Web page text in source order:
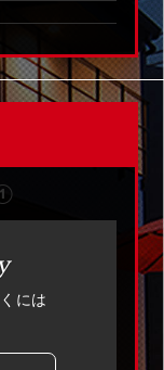
には